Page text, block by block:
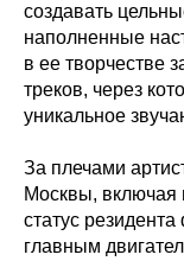
создавать
наполненные
в ее творчестве
треков, через
уникальное
За плечами
Москвы, включая
статус
главным